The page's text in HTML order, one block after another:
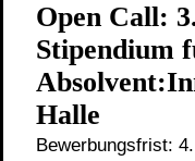
Open Call:
Stipendium
Halle
Bewerbungsfrist: